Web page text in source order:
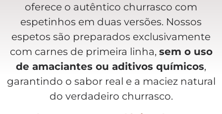
oferece o autêntico churrasco com
espetinhos em duas versões. Nossos
espetos são preparados exclusivamente
com carnes de primeira linha, sem o uso
de amaciantes ou aditivos químicos,
garantindo o sabor real e a maciez natural
do verdadeiro churrasco.